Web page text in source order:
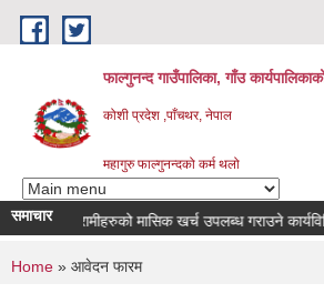
Skip to main content
फाल्गुनन्द गाउँपालिका, गाँउ
कोशी प्रदेश ,पाँचथर, नेपाल
महागुरु फाल्गुनन्दको कर्म थलो
समाचार
रोगका विरामीहरुको मासिक खर्च उपलब्ध गराउने
You are here
Home » आवेदन फारम